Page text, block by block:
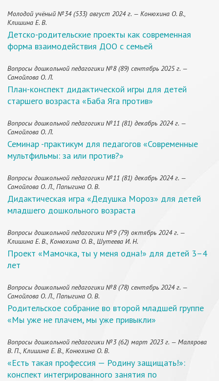
Молодой учёный №34 (533) август 2024 г. — Конюхина О. В.,
Клишина Е. В.
Детско-родительские проекты как современная
форма взаимодействия ДОО с семьей
Вопросы дошкольной педагогики №8 (89) сентябрь 2025 г. —
Самойлова О. Л.
План-конспект дидактической игры для детей
старшего возраста «Баба Яга против»
Вопросы дошкольной педагогики №11 (81) декабрь 2024 г. —
Самойлова О. Л.
Семинар -практикум для педагогов «Современные
мультфильмы: за или против?»
Вопросы дошкольной педагогики №11 (81) декабрь 2024 г. —
Самойлова О. Л., Папыгина О. В.
Дидактическая игра «Дедушка Мороз» для детей
младшего дошкольного возраста
Вопросы дошкольной педагогики №9 (79) октябрь 2024 г. —
Клишина Е. В., Конюхина О. В., Шутеева И. Н.
Проект «Мамочка, ты у меня одна!» для детей 3–4
лет
Вопросы дошкольной педагогики №8 (78) сентябрь 2024 г. —
Самойлова О. Л., Папыгина О. В.
Родительское собрание во второй младшей группе
«Мы уже не плачем, мы уже привыкли»
Вопросы дошкольной педагогики №3 (62) март 2023 г. — Малярова
В. П., Клишина Е. В., Конюхина О. В.
«Есть такая профессия — Родину защищать!»:
конспект интегрированного занятия по